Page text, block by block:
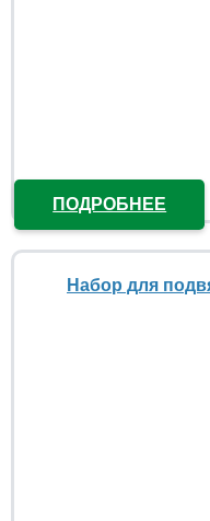
ПОДРОБНЕЕ
Набор для